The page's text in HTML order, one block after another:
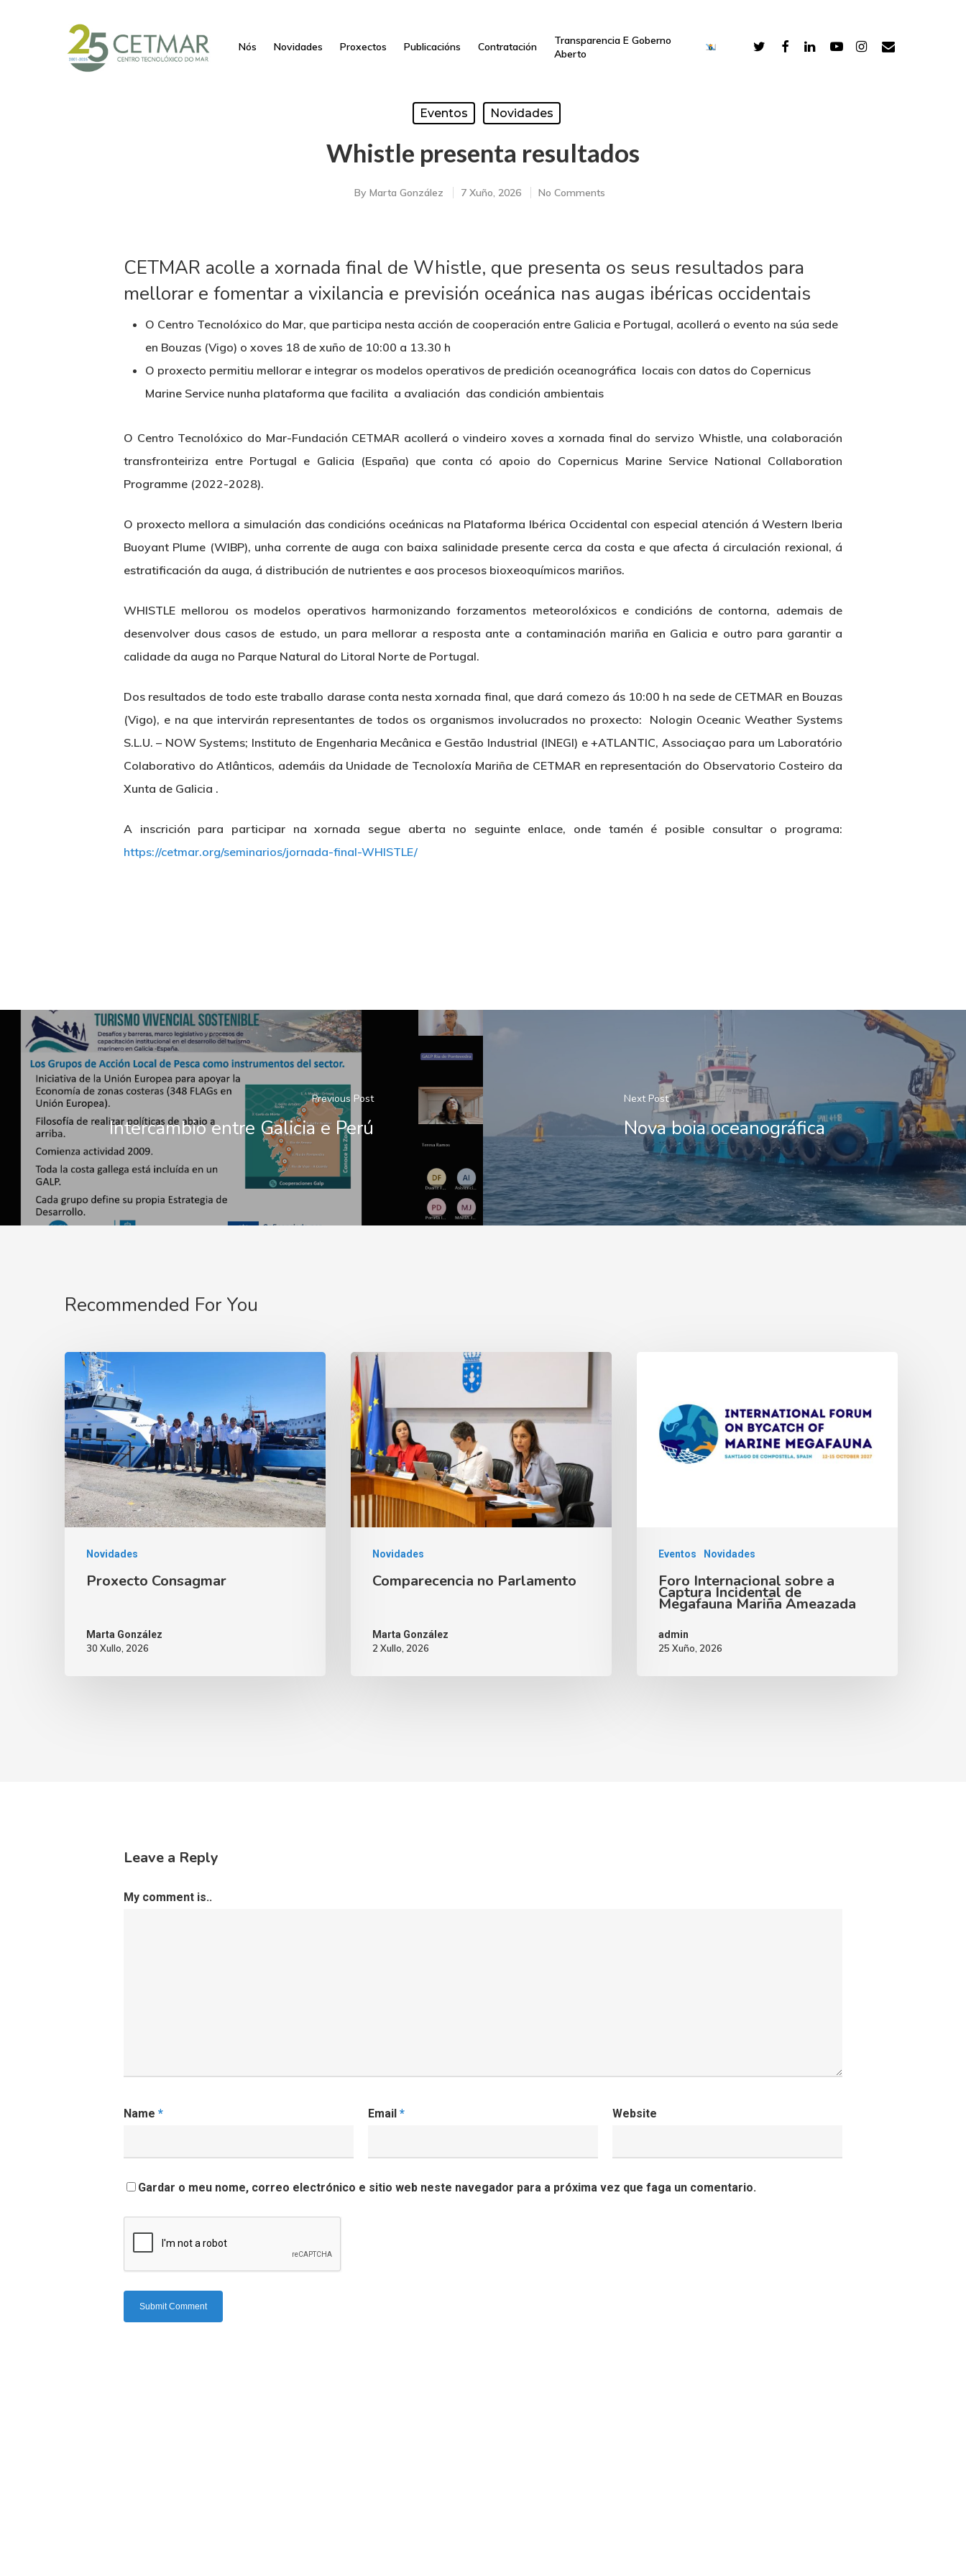
Hit enter to search or ESC to close
Nós Novidades Proxectos Publicacións Contratación
Transparencia E Goberno
Aberto
Eventos Novidades
Whistle presenta resultados
By Marta González 7 Xuño, 2026 No Comments
CETMAR acolle a xornada final de Whistle, que presenta os seus resultados para
mellorar e fomentar a vixilancia e previsión oceánica nas augas ibéricas occidentais
O Centro Tecnolóxico do Mar, que participa nesta acción de cooperación entre Galicia e Portugal, acollerá o evento na súa sede
en Bouzas (Vigo) o xoves 18 de xuño de 10:00 a 13.30 h
O proxecto permitiu mellorar e integrar os modelos operativos de predición oceanográfica locais con datos do Copernicus
Marine Service nunha plataforma que facilita a avaliación das condición ambientais
O Centro Tecnolóxico do Mar-Fundación CETMAR acollerá o vindeiro xoves a xornada final do servizo Whistle, una colaboración
transfronteiriza entre Portugal e Galicia (España) que conta có apoio do Copernicus Marine Service National Collaboration
Programme (2022-2028).
O proxecto mellora a simulación das condicións oceánicas na Plataforma Ibérica Occidental con especial atención á Western Iberia
Buoyant Plume (WIBP), unha corrente de auga con baixa salinidade presente cerca da costa e que afecta á circulación rexional, á
estratificación da auga, á distribución de nutrientes e aos procesos bioxeoquímicos mariños.
WHISTLE mellorou os modelos operativos harmonizando forzamentos meteorolóxicos e condicións de contorna, ademais de
desenvolver dous casos de estudo, un para mellorar a resposta ante a contaminación mariña en Galicia e outro para garantir a
calidade da auga no Parque Natural do Litoral Norte de Portugal.
Dos resultados de todo este traballo darase conta nesta xornada final, que dará comezo ás 10:00 h na sede de CETMAR en Bouzas
(Vigo), e na que intervirán representantes de todos os organismos involucrados no proxecto: Nologin Oceanic Weather Systems
S.L.U. – NOW Systems; Instituto de Engenharia Mecânica e Gestão Industrial (INEGI) e +ATLANTIC, Associaçao para um Laboratório
Colaborativo do Atlânticos, ademáis da Unidade de Tecnoloxía Mariña de CETMAR en representación do Observatorio Costeiro da
Xunta de Galicia .
A inscrición para participar na xornada segue aberta no seguinte enlace, onde tamén é posible consultar o programa:
https://cetmar.org/seminarios/jornada-final-WHISTLE/
Previous Post
Intercambio entre Galicia e Perú
Next Post
Nova boia oceanográfica
Recommended For You
Novidades
Proxecto Consagmar
Marta González
30 Xullo, 2026
Novidades
Comparecencia no Parlamento
Marta González
2 Xullo, 2026
Eventos Novidades
Foro Internacional sobre a
Captura Incidental de
Megafauna Mariña Ameazada
admin
25 Xuño, 2026
Leave a Reply
My comment is..
Name * Email * Website
Gardar o meu nome, correo electrónico e sitio web neste navegador para a próxima vez que faga un comentario.